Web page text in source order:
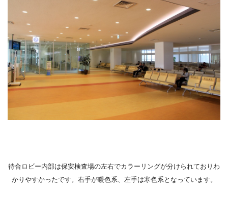
待合ロビー内部は保安検査場の左右でカラーリングが分けられておりわ
かりやすかったです。右手が暖色系、左手は寒色系となっています。